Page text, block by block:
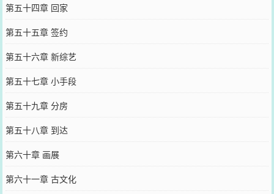
第五十四章 回家
第五十五章 签约
第五十六章 新综艺
第五十七章 小手段
第五十九章 分房
第五十八章 到达
第六十章 画展
第六十一章 古文化